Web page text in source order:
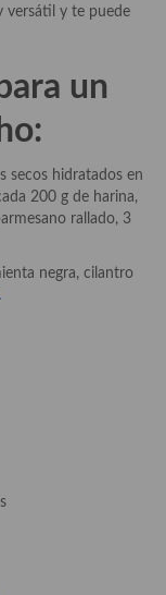
tostas y
versátil y te puede
un
secos hidratados en
200 g de harina,
rallado, 3
negra, cilantro